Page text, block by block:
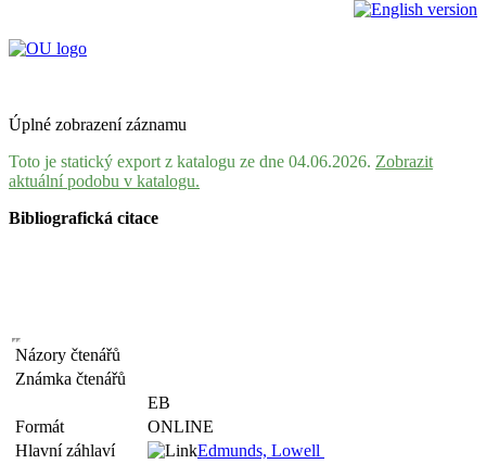
Úplné zobrazení záznamu
Toto je statický export z katalogu ze dne 04.06.2026. Zobrazit
aktuální podobu v katalogu.
Bibliografická citace
Názory čtenářů
Známka čtenářů
EB
Formát
ONLINE
Hlavní záhlaví
Edmunds, Lowell